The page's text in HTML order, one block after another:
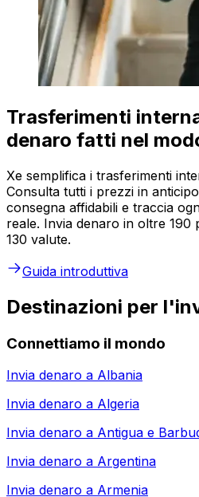
Trasferimenti
denaro fatti nel
Xe semplifica i trasferimenti
Consulta tutti i prezzi in
consegna affidabili e traccia
reale. Invia denaro in oltre 190
130 valute.
Guida introduttiva
Destinazioni per
Connettiamo il mondo
Invia denaro a Albania
Invia denaro a Algeria
Invia denaro a Antigua e
Invia denaro a Argentina
Invia denaro a Armenia